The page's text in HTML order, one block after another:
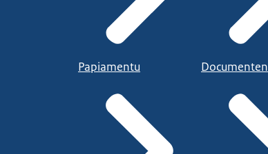
Papiamentu Documenten